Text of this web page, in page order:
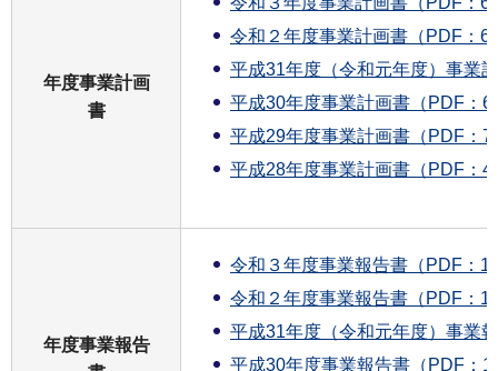
年度事業計画
書
令和２年度事業計画書（PDF：
平成31年度（令和元年度）事業
平成30年度事業計画書（PDF：
平成29年度事業計画書（PDF：
平成28年度事業計画書（PDF：
年度事業報告
令和３年度事業報告書（PDF：
令和２年度事業報告書（PDF：
平成31年度（令和元年度）事業
平成30年度事業報告書（PDF：